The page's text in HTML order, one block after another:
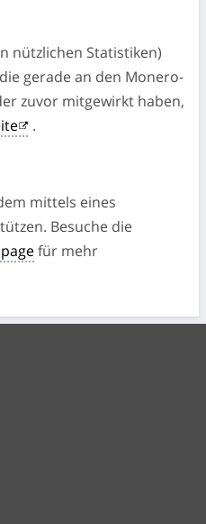
nützlichen Statistiken)
gerade an den Monero-
zuvor mitgewirkt haben,
.
mittels eines
Besuche die
für mehr